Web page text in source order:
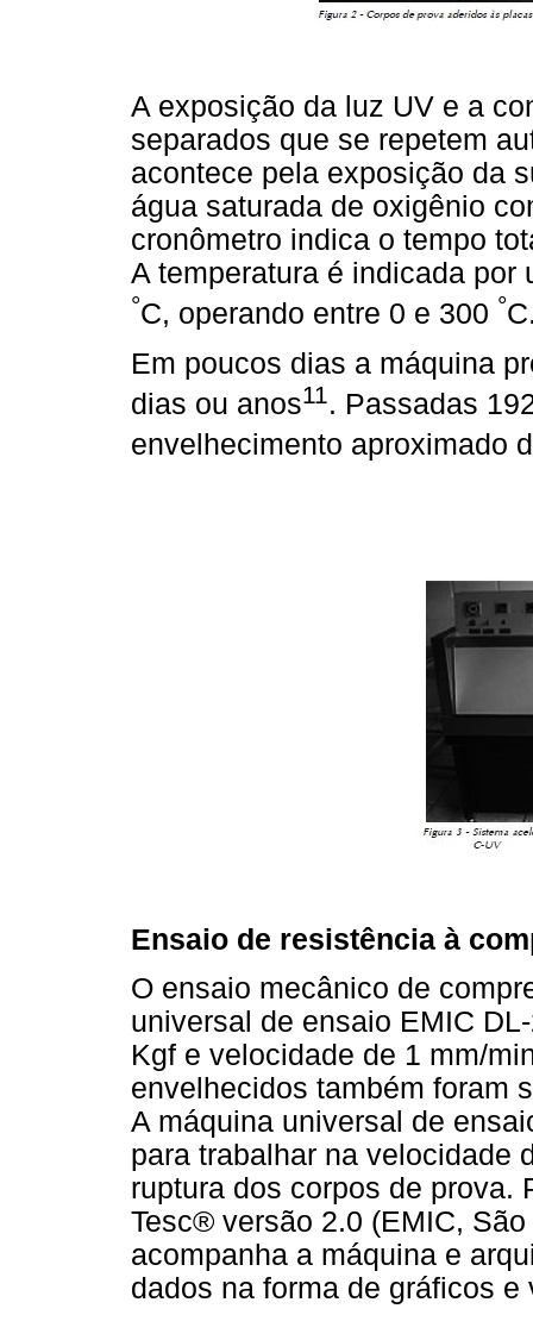
A exposição da luz UV e a
separados que se repetem
acontece pela exposição da
água saturada de oxigênio
cronômetro indica o tempo
A temperatura é indicada por
°C, operando entre 0 e 300 °
Em poucos dias a máquina
dias ou anos11. Passadas
envelhecimento aproximado
Ensaio de resistência à
O ensaio mecânico de
universal de ensaio EMIC
Kgf e velocidade de 1 mm/
envelhecidos também foram
A máquina universal de
para trabalhar na velocidade
ruptura dos corpos de prova.
Tesc® versão 2.0 (EMIC,
acompanha a máquina e
dados na forma de gráficos